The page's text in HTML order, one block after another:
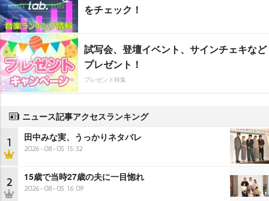
をチェック！
試写会、登壇イベント、サインチェキなど
プレゼント！
プレゼント特集
ニュース記事アクセスランキング
1 田中みな実、うっかりネタバレ
2026-08-05 15:32
2 15歳で当時27歳の夫に一目惚れ
2026-08-05 16:09